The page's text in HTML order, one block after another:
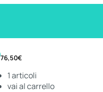
76,50€
1articoli
vai al carrello